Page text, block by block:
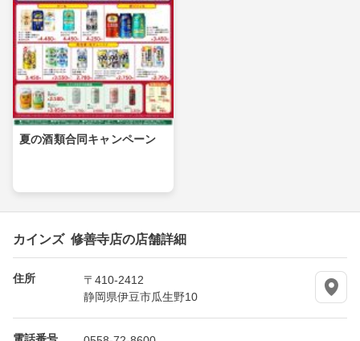
夏の酒類合同キャンペーン
カインズ 修善寺店の店舗詳細
住所
〒410-2412
静岡県伊豆市瓜生野10
電話番号